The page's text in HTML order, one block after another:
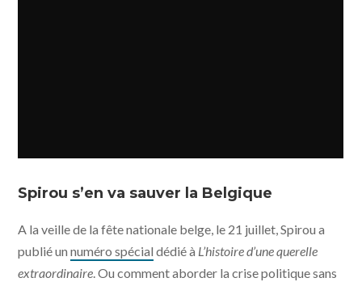
Spirou s’en va sauver la Belgique
A la veille de la fête nationale belge, le 21 juillet, Spirou a
publié unnuméro spécial dédié à L’histoire d’une querelle
extraordinaire. Ou comment aborder la crise politique sans